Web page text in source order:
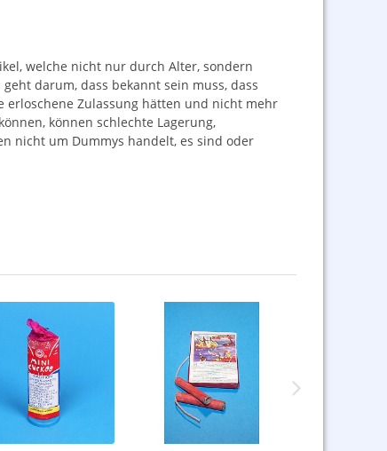
welche nicht nur durch Alter, sondern
darum, dass bekannt sein muss, dass
Zulassung hätten und nicht mehr
können schlechte Lagerung,
nicht um Dummys handelt, es sind oder